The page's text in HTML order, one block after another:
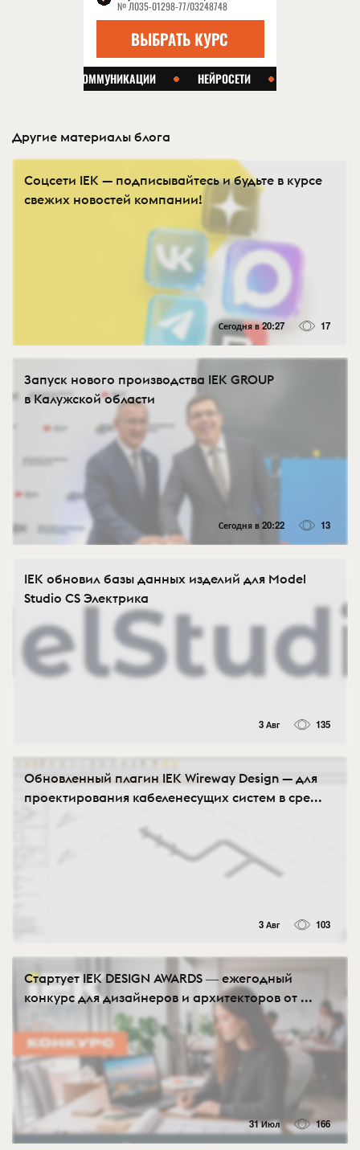
Другие материалы блога
Соцсети IEK — подписывайтесь и будьте в курсе
свежих новостей компании!
Сегодня в 20:27 17
Запуск нового производства IEK GROUP
в Калужской области
Сегодня в 20:22 13
IEK обновил базы данных изделий для Model
Studio CS Электрика
3 Авг 135
Обновленный плагин IEK Wireway Design — для
проектирования кабеленесущих систем в сре...
3 Авг 103
Стартует IEK DESIGN AWARDS ― ежегодный
конкурс для дизайнеров и архитекторов от ...
31 Июл 166